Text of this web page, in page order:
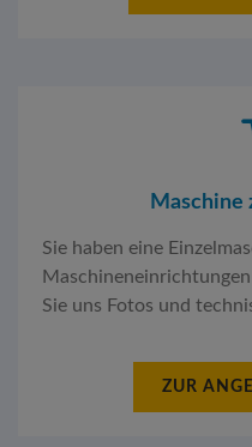
Maschine
Sie haben eine
Sie uns Fotos und
ZUR